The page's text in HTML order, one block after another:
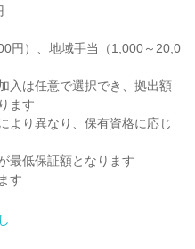
円）、地域手当（1,000～20,0
入は任意で選択でき、拠出額
ます
より異なり、保有資格に応じ
最低保証額となります
す